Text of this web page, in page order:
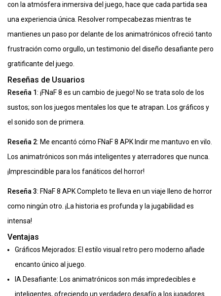
con la atmósfera inmersiva del juego, hace que cada partida sea
una experiencia única. Resolver rompecabezas mientras te
mantienes un paso por delante de los animatrónicos ofreció tanto
frustración como orgullo, un testimonio del diseño desafiante pero
gratificante del juego.
Reseñas de Usuarios
Reseña 1: ¡FNaF 8 es un cambio de juego! No se trata solo de los
sustos; son los juegos mentales los que te atrapan. Los gráficos y
el sonido son de primera.
Reseña 2: Me encantó cómo FNaF 8 APK Indir me mantuvo en vilo.
Los animatrónicos son más inteligentes y aterradores que nunca.
¡Imprescindible para los fanáticos del horror!
Reseña 3: FNaF 8 APK Completo te lleva en un viaje lleno de horror
como ningún otro. ¡La historia es profunda y la jugabilidad es
intensa!
Ventajas
Gráficos Mejorados: El estilo visual retro pero moderno añade
encanto único al juego.
IA Desafiante: Los animatrónicos son más impredecibles e
inteligentes, ofreciendo un verdadero desafío a los jugadores.